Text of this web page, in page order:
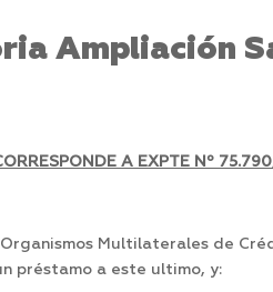
Ampliación
A EXPTE Nº
Multilaterales de
préstamo a este ultimo, y: